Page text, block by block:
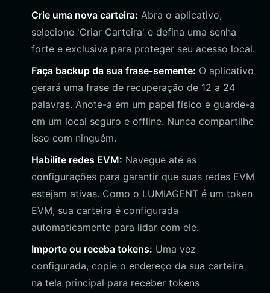
Crie uma nova carteira: Abra o aplicativo,
selecione 'Criar Carteira' e defina uma senha
forte e exclusiva para proteger seu acesso local.
Faça backup da sua frase-semente: O aplicativo
gerará uma frase de recuperação de 12 a 24
palavras. Anote-a em um papel físico e guarde-a
em um local seguro e offline. Nunca compartilhe
isso com ninguém.
Habilite redes EVM: Navegue até as
configurações para garantir que suas redes EVM
estejam ativas. Como o LUMIAGENT é um token
EVM, sua carteira é configurada
automaticamente para lidar com ele.
Importe ou receba tokens: Uma vez
configurada, copie o endereço da sua carteira
na tela principal para receber tokens